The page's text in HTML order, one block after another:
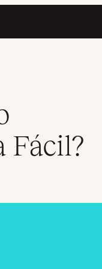
Fácil?